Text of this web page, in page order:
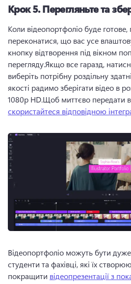
Крок 5.Перегляньте та
Коли відеопортфоліо буде
переконатися, що вас усе
кнопку відтворення під вікном
перегляду.Якщо все гаразд,
виберіть потрібну роздільну
якості радимо зберігати відео в
1080p HD.Щоб миттєво передати
скористайтеся відповідною
Відеопортфоліо можуть бути дуже
студенти та фахівці, які їх
покращити відеопрезентації з